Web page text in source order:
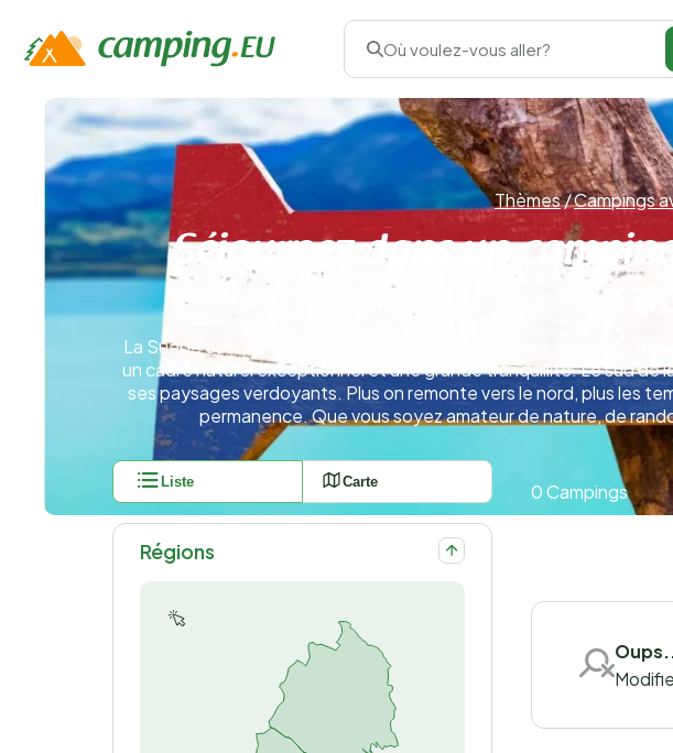
Où voulez-vous aller?
Thèmes/Campings
Séjournez dans un
La Suède est une destination idéale pour passer des vacances
un cadre naturel exceptionnel et une grande tranquillité. Le sud
ses paysages verdoyants. Plus on remonte vers le nord, plus les
permanence. Que vous soyez amateur de nature, de
Liste Carte
Régions
0 Campings